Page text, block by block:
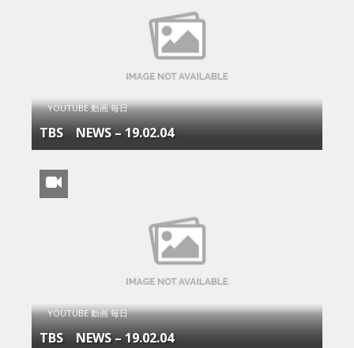
YOUTUBE 動画 毎日
TBS NEWS – 19.02.04
YOUTUBE 動画 毎日
TBS NEWS – 19.02.04